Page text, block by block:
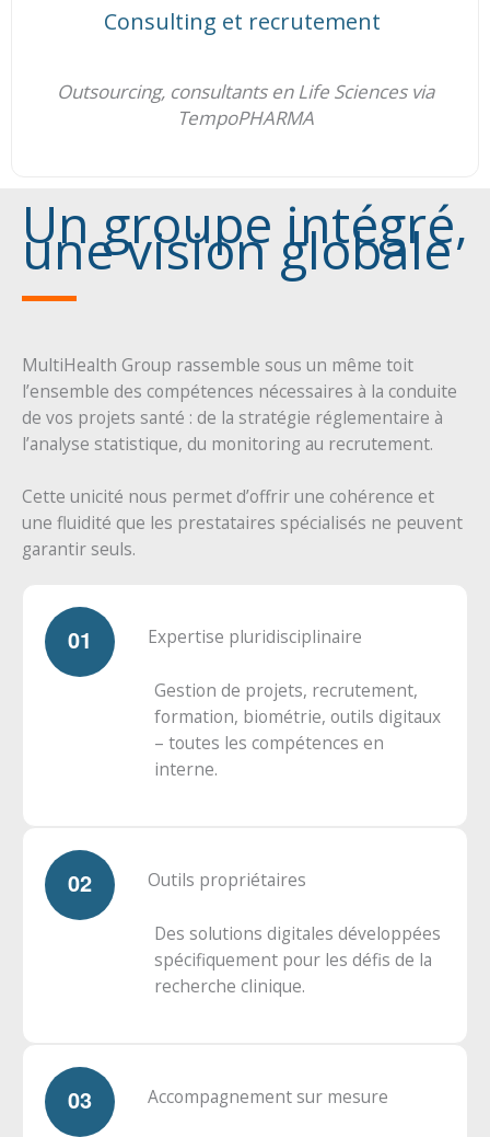
Consulting et recrutement
Outsourcing, consultants en Life Sciences via
TempoPHARMA
Un groupe intégré,
une vision globale
MultiHealth Group rassemble sous un même toit
l’ensemble des compétences nécessaires à la conduite
de vos projets santé : de la stratégie réglementaire à
l’analyse statistique, du monitoring au recrutement.
Cette unicité nous permet d’offrir une cohérence et
une fluidité que les prestataires spécialisés ne peuvent
garantir seuls.
Expertise pluridisciplinaire
Gestion de projets, recrutement,
formation, biométrie, outils digitaux
– toutes les compétences en
interne.
Outils propriétaires
Des solutions digitales développées
spécifiquement pour les défis de la
recherche clinique.
Accompagnement sur mesure